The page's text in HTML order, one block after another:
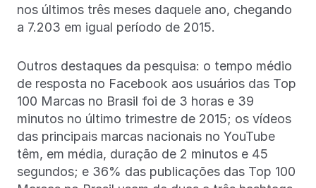
nos últimos três meses daquele ano, chegando
a 7.203 em igual período de 2015.
Outros destaques da pesquisa: o tempo médio
de resposta no Facebook aos usuários das Top
100 Marcas no Brasil foi de 3 horas e 39
minutos no último trimestre de 2015; os vídeos
das principais marcas nacionais no YouTube
têm, em média, duração de 2 minutos e 45
segundos; e 36% das publicações das Top 100